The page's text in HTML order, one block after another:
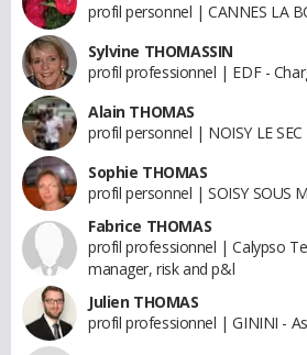
profil personnel | CANNES LA
Sylvine THOMASSIN
profil professionnel | EDF -
Alain THOMAS
profil personnel | NOISY LE SEC
Sophie THOMAS
profil personnel | SOISY SOUS
Fabrice THOMAS
profil professionnel | Calypso
manager, risk and p&l
Julien THOMAS
profil professionnel | GININI -